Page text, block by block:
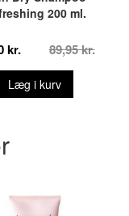
200 ml.
kr. 89,95 kr.
Læg i kurv